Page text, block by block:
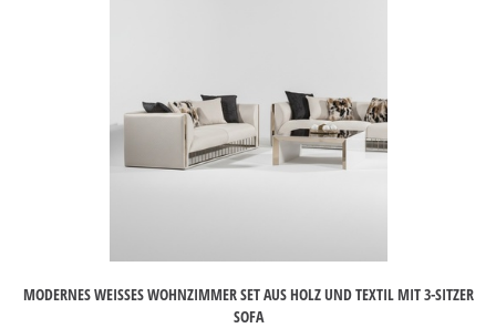
MODERNES WEISSES WOHNZIMMER SET AUS HOLZ UND TEXTIL MIT 3-SITZER S
OFA